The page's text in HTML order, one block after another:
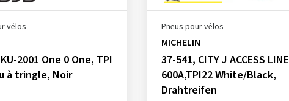
vélos
2001 One 0 One, TPI
à tringle, Noir
Pneus pour vélos
MICHELIN
37-541, CITY J ACCESS LINE
600A,TPI22 White/Black,
Drahtreifen